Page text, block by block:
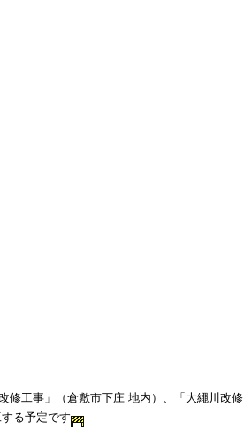
修工事」（倉敷市下庄 地内）、「大繩川改修
る予定です